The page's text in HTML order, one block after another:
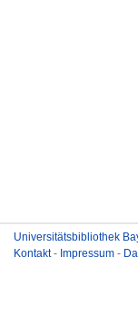
Universitätsbibliothek
Kontakt- Impressum -